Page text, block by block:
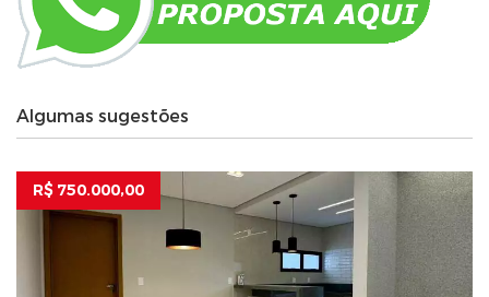
Algumas sugestões
R$ 750.000,00